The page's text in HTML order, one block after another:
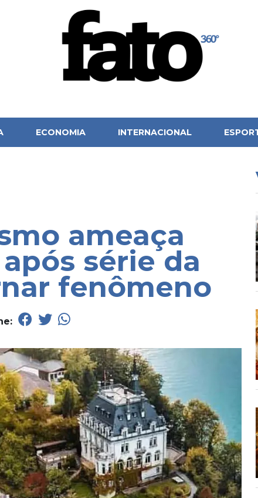
ECONOMIA INTERNACIONAL
ameaça
série da
fenômeno